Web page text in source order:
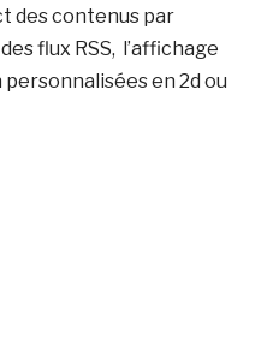
des contenus par
flux RSS, l’affichage
en 2d ou